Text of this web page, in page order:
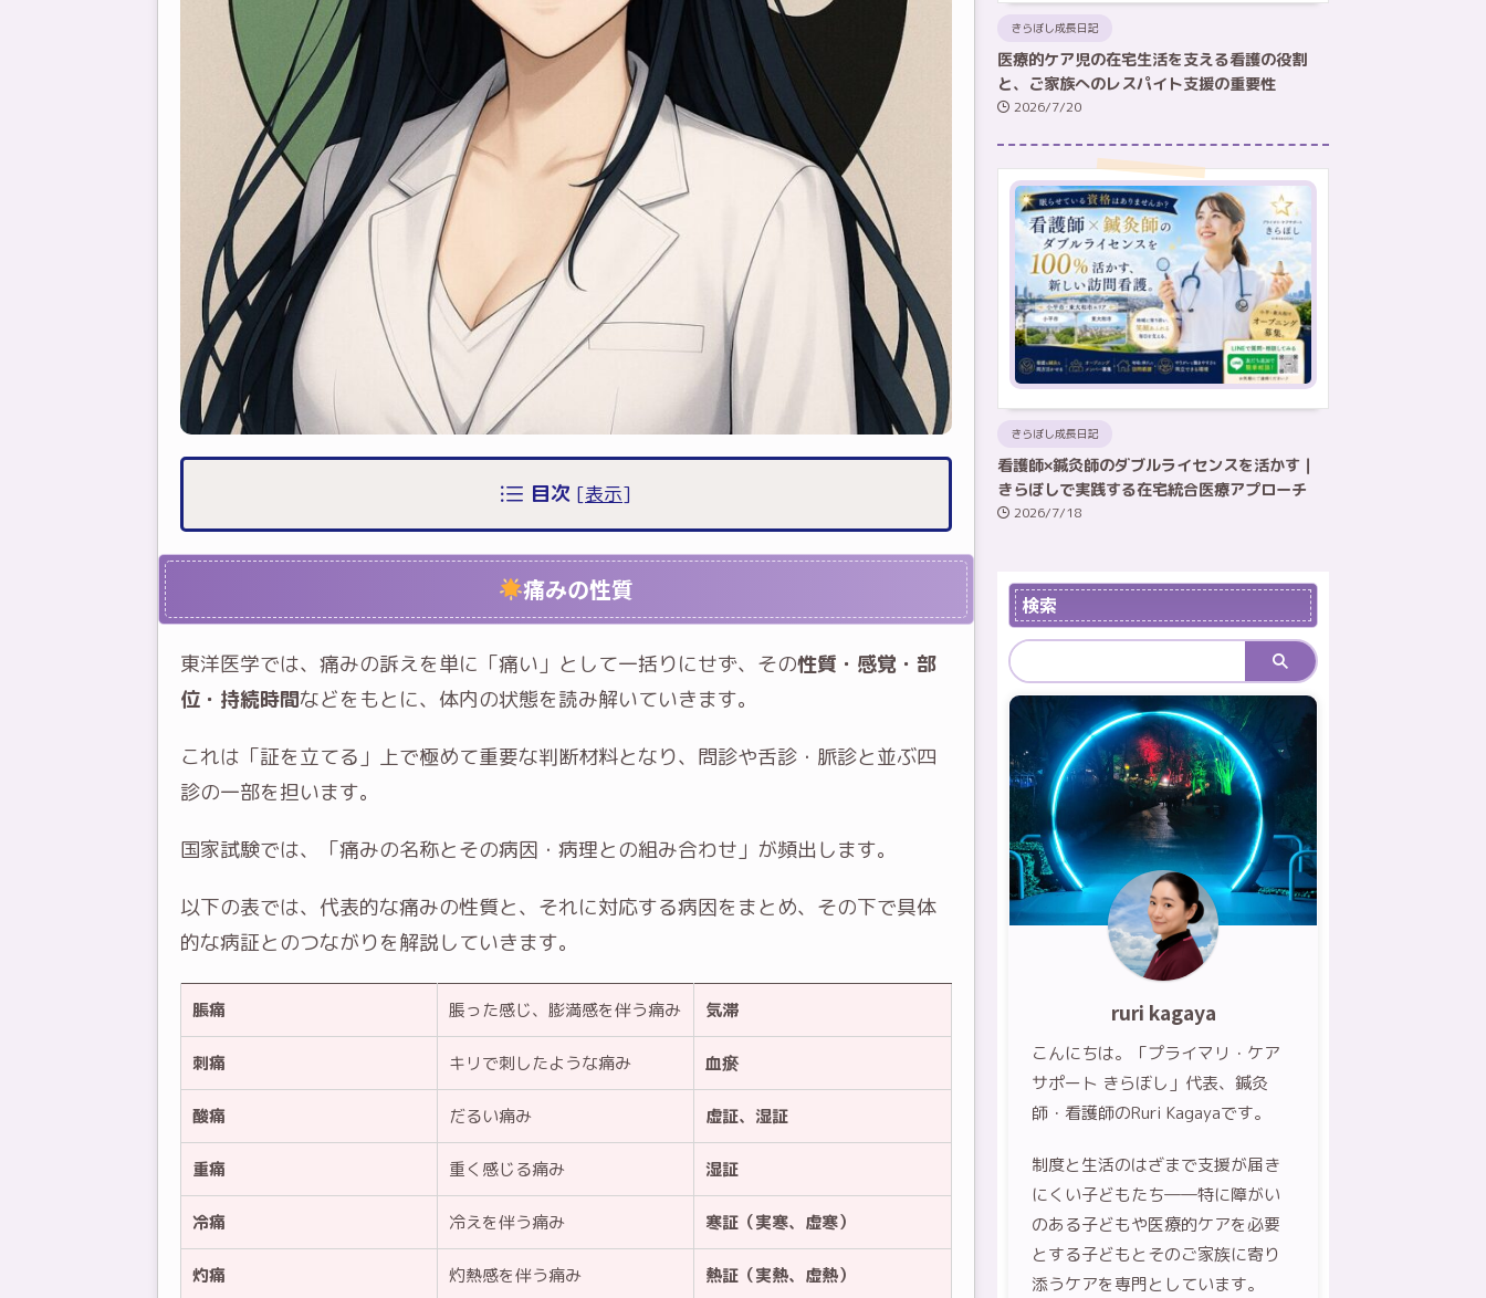
目次 [表示]
痛みの性質
東洋医学では、痛みの訴えを単に「痛い」として一括りにせず、その性質・感覚・部
位・持続時間などをもとに、体内の状態を読み解いていきます。
これは「証を立てる」上で極めて重要な判断材料となり、問診や舌診・脈診と並ぶ四
診の一部を担います。
国家試験では、「痛みの名称とその病因・病理との組み合わせ」が頻出します。
以下の表では、代表的な痛みの性質と、それに対応する病因をまとめ、その下で具体
的な病証とのつながりを解説していきます。
脹痛 脹った感じ、膨満感を伴う痛み 気滞
刺痛 キリで刺したような痛み 血瘀
酸痛 だるい痛み 虚証、湿証
重痛 重く感じる痛み 湿証
冷痛 冷えを伴う痛み 寒証（実寒、虚寒）
灼痛 灼熱感を伴う痛み 熱証（実熱、虚熱）
きらぼし成長日記
医療的ケア児の在宅生活を支える看護の役割
と、ご家族へのレスパイト支援の重要性
2026/7/20
きらぼし成長日記
看護師×鍼灸師のダブルライセンスを活かす｜
きらぼしで実践する在宅統合医療アプローチ
2026/7/18
検索
ruri kagaya
こんにちは。「プライマリ・ケア
サポート きらぼし」代表、鍼灸
師・看護師のRuri Kagayaです。
制度と生活のはざまで支援が届き
にくい子どもたち――特に障がい
のある子どもや医療的ケアを必要
とする子どもとそのご家族に寄り
添うケアを専門としています。